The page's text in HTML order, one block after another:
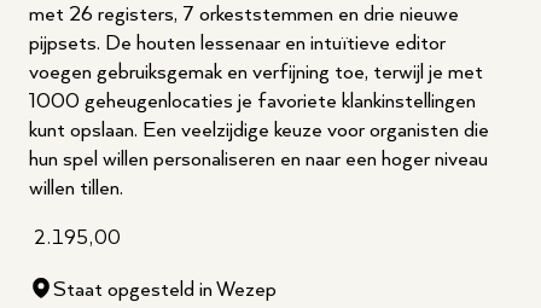
met 26 registers, 7 orkeststemmen en drie nieuwe
pijpsets. De houten lessenaar en intuïtieve editor
voegen gebruiksgemak en verfijning toe, terwijl je met
1000 geheugenlocaties je favoriete klankinstellingen
kunt opslaan. Een veelzijdige keuze voor organisten die
hun spel willen personaliseren en naar een hoger niveau
willen tillen.
2.195,00
Staat opgesteld in Wezep